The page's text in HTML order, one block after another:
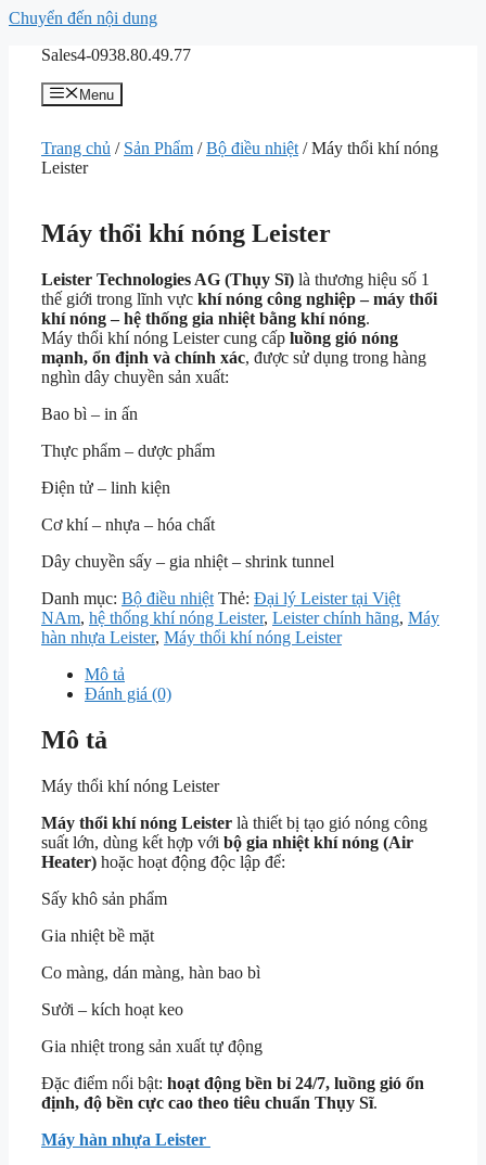
Chuyển đến nội dung
Sales4-0938.80.49.77
Menu
Trang chủ / Sản Phẩm /Bộ điều nhiệt / Máy thổi khí nóng
Leister
Máy thổi khí nóng Leister
Leister Technologies AG (Thụy Sĩ) là thương hiệu số 1
thế giới trong lĩnh vực khí nóng công nghiệp – máy thổi
khí nóng – hệ thống gia nhiệt bằng khí nóng.
Máy thổi khí nóng Leister cung cấp luồng gió nóng
mạnh, ổn định và chính xác, được sử dụng trong hàng
nghìn dây chuyền sản xuất:
Bao bì – in ấn
Thực phẩm – dược phẩm
Điện tử – linh kiện
Cơ khí – nhựa – hóa chất
Dây chuyền sấy – gia nhiệt – shrink tunnel
Danh mục: Bộ điều nhiệt Thẻ: Đại lý Leister tại Việt
NAm, hệ thống khí nóng Leister, Leister chính hãng, Máy
hàn nhựa Leister, Máy thổi khí nóng Leister
Mô tả
Đánh giá (0)
Mô tả
Máy thổi khí nóng Leister
Máy thổi khí nóng Leister là thiết bị tạo gió nóng công
suất lớn, dùng kết hợp với bộ gia nhiệt khí nóng (Air
Heater) hoặc hoạt động độc lập để:
Sấy khô sản phẩm
Gia nhiệt bề mặt
Co màng, dán màng, hàn bao bì
Sưởi – kích hoạt keo
Gia nhiệt trong sản xuất tự động
Đặc điểm nổi bật: hoạt động bền bỉ 24/7, luồng gió ổn
định, độ bền cực cao theo tiêu chuẩn Thụy Sĩ.
Máy hàn nhựa Leister